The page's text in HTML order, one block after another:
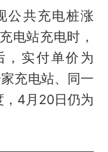
公共充电桩涨
电站充电时，
，实付单价为
充电站、同一
4月20日仍为